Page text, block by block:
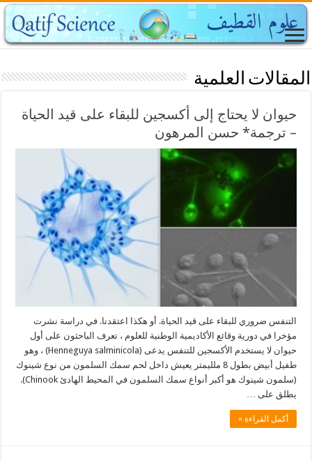
المقالات العلمية
حيوان لا يحتاج إلى أكسجين للبقاء على قيد الحياة
– ترجمة* حسن المرهون
التنفس ضروري للبقاء على قيد الحياة. أو هكذا اعتقدنا. في دراسة نشرت
مؤخرا في دورية وقائع الأكاديمية الوطنية للعلوم ، تعرف الباحثون على أول
حيوان لا يستخدم الأكسجين للتنفس يدعى (Henneguya salminicola) ، وهو
طفيل أبيض بطول 8 ملليمتر يعيش داخل لحم سمك السلمون من نوع شينوك
(سلمون شينوك هو أكبر أنواع سمك السلمون في المحيط الهادئ Chinook).
يطلق على …
أكمل القراءة »